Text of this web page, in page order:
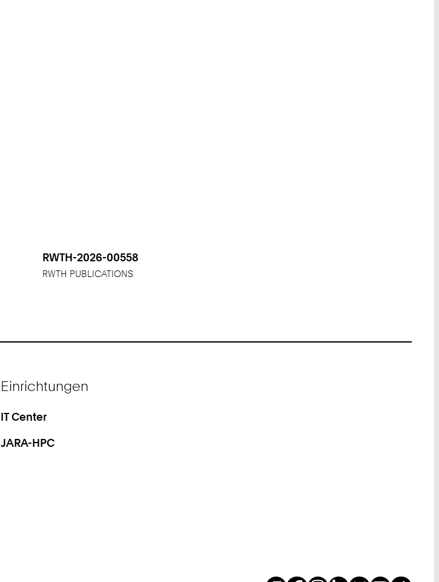
RWTH-2026-00558
RWTH PUBLICATIONS
Einrichtungen
IT Center
JARA-HPC